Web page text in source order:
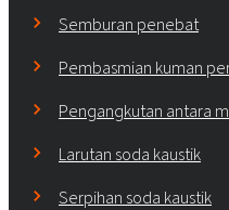
Semburan penebat
Pembasmian kuman
Pengangkutan antara
Larutan soda kaustik
Serpihan soda kaustik